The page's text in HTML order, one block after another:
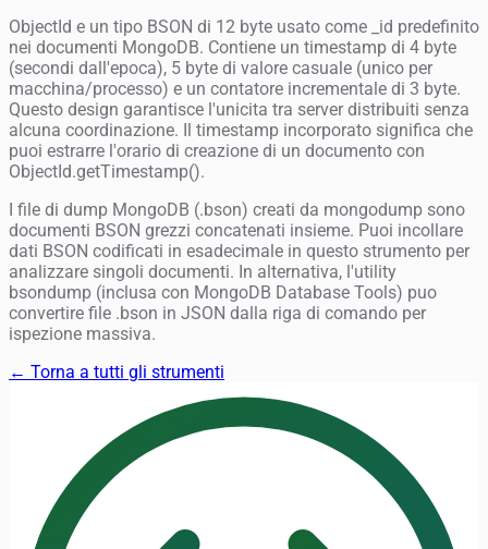
ObjectId e un tipo BSON di 12 byte usato come _id predefinito
nei documenti MongoDB. Contiene un timestamp di 4 byte
(secondi dall'epoca), 5 byte di valore casuale (unico per
macchina/processo) e un contatore incrementale di 3 byte.
Questo design garantisce l'unicita tra server distribuiti senza
alcuna coordinazione. Il timestamp incorporato significa che
puoi estrarre l'orario di creazione di un documento con
ObjectId.getTimestamp().
I file di dump MongoDB (.bson) creati da mongodump sono
documenti BSON grezzi concatenati insieme. Puoi incollare
dati BSON codificati in esadecimale in questo strumento per
analizzare singoli documenti. In alternativa, l'utility
bsondump (inclusa con MongoDB Database Tools) puo
convertire file .bson in JSON dalla riga di comando per
ispezione massiva.
← Torna a tutti gli strumenti